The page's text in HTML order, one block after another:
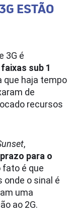
ESTÃO
3G é
sub 1
que haja tempo
de
recursos
,
prazo para o
fato é que
o sinal é
uma
ao 2G.